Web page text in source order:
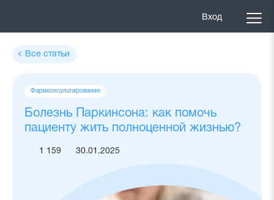
Вход
Все статьи
Болезнь Паркинсона: как помочь
пациенту жить полноценной жизнью?
Теги
Фармконсультирование
1 159 30.01.2025